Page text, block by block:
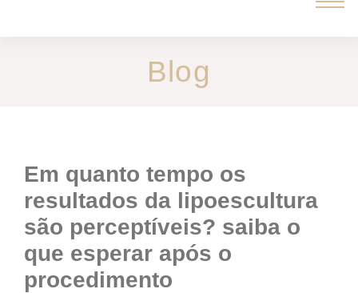
Blog
em quanto tempo os
resultados da lipoescultura
são perceptíveis? saiba o
que esperar após o
procedimento